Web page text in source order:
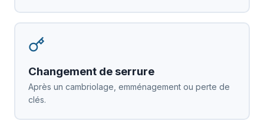
Changement de serrure
Après un cambriolage, emménagement ou perte de
clés.